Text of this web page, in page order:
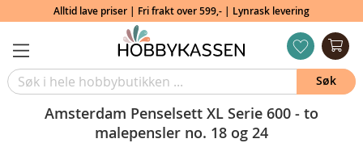
Alltid lave priser | Fri frakt over 599,- | Lynrask levering
Amsterdam Penselsett XL Serie 600 - to
malepensler no. 18 og 24
Søk
ønskeliste